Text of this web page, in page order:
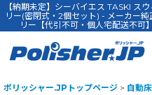
【納期未定】シーバイエス TASKI ス
リー(密閉式・2個セット) - メーカー
リー【代引不可・個人宅配送不可
ポリッシャー.JPトップページ > 自動